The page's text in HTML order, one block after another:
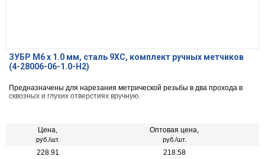
ЗУБР М6 x 1.0 мм, сталь 9ХС, комплект ручных метчиков
(4-28006-06-1.0-H2)
Предназначены для нарезания метрической резьбы в два прохода в
сквозных и глухих отверстиях вручную.
Цена,
руб./шт.
Оптовая цена,
руб./шт.
228.91 218.58